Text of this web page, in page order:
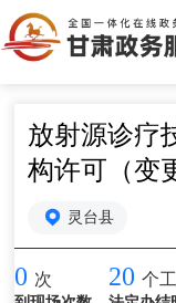
放射源诊疗
构许可（变
灵台县
0 次 20 个